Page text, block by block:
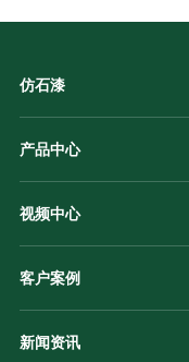
仿石漆
产品中心
视频中心
客户案例
新闻资讯